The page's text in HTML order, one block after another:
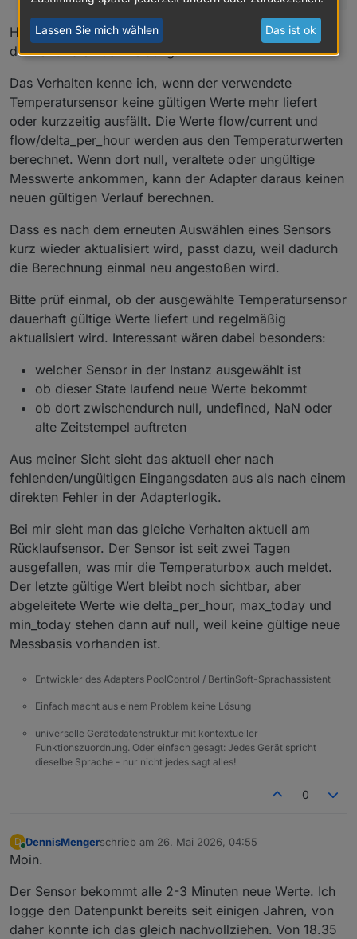
Hallo Dennis,
danke für die Rückmeldung.
Das Verhalten kenne ich, wenn der verwendete
Temperatursensor keine gültigen Werte mehr liefert
oder kurzzeitig ausfällt. Die Werte flow/current und
flow/delta_per_hour werden aus den Temperaturwerten
berechnet. Wenn dort null, veraltete oder ungültige
Messwerte ankommen, kann der Adapter daraus keinen
neuen gültigen Verlauf berechnen.
Dass es nach dem erneuten Auswählen eines Sensors
kurz wieder aktualisiert wird, passt dazu, weil dadurch
die Berechnung einmal neu angestoßen wird.
Bitte prüf einmal, ob der ausgewählte Temperatursensor
dauerhaft gültige Werte liefert und regelmäßig
aktualisiert wird. Interessant wären dabei besonders:
welcher Sensor in der Instanz ausgewählt ist
ob dieser State laufend neue Werte bekommt
ob dort zwischendurch null, undefined, NaN oder
alte Zeitstempel auftreten
Aus meiner Sicht sieht das aktuell eher nach
fehlenden/ungültigen Eingangsdaten aus als nach einem
direkten Fehler in der Adapterlogik.
Bei mir sieht man das gleiche Verhalten aktuell am
Rücklaufsensor. Der Sensor ist seit zwei Tagen
ausgefallen, was mir die Temperaturbox auch meldet.
Der letzte gültige Wert bleibt noch sichtbar, aber
abgeleitete Werte wie delta_per_hour, max_today und
min_today stehen dann auf null, weil keine gültige neue
Messbasis vorhanden ist.
Entwickler des Adapters PoolControl / BertinSoft-Sprachassistent
Einfach macht aus einem Problem keine Lösung
universelle Gerätedatenstruktur mit kontextueller
Funktionszuordnung. Oder einfach gesagt: Jedes Gerät spricht
dieselbe Sprache - nur nicht jedes sagt alles!
0
D
Online
DennisMengerschrieb am 26. Mai 2026, 04:55
zuletzt editiert von
Moin.
Der Sensor bekommt alle 2-3 Minuten neue Werte. Ich
logge den Datenpunkt bereits seit einigen Jahren, von
daher konnte ich das gleich nachvollziehen. Von 18.35
Lassen Sie mich wählen Das ist ok